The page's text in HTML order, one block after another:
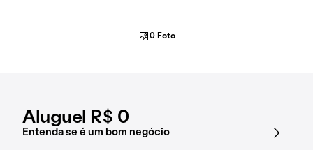
Aluguel R$ 0
Entenda se é um bom negócio
0 Foto